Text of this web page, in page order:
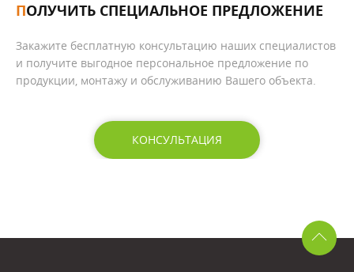
ПОЛУЧИТЬ СПЕЦИАЛЬНОЕ ПРЕДЛОЖЕНИЕ
Закажите бесплатную консультацию наших специалистов
и получите выгодное персональное предложение по
продукции, монтажу и обслуживанию Вашего объекта.
КОНСУЛЬТАЦИЯ